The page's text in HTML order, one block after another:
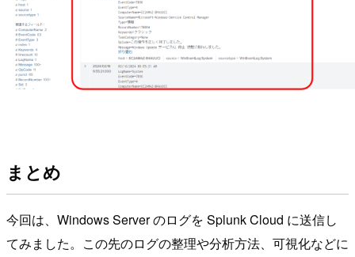
まとめ
今回は、Windows Server のログを Splunk Cloud に送信し
てみました。この先のログの整理や分析方法、可視化などに